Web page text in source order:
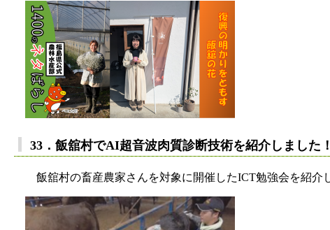
33．飯舘村でAI超音波肉質診断技術を紹介しました
飯舘村の畜産農家さんを対象に開催したICT勉強会を紹介し